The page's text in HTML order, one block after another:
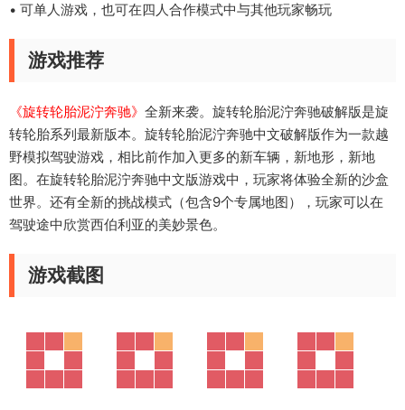
• 可单人游戏，也可在四人合作模式中与其他玩家畅玩
游戏推荐
《旋转轮胎泥泞奔驰》 全新来袭。旋转轮胎泥泞奔驰破解版是旋
转轮胎系列最新版本。旋转轮胎泥泞奔驰中文破解版作为一款越
野模拟驾驶游戏，相比前作加入更多的新车辆，新地形，新地
图。在旋转轮胎泥泞奔驰中文版游戏中，玩家将体验全新的沙盒
世界。还有全新的挑战模式（包含9个专属地图），玩家可以在
驾驶途中欣赏西伯利亚的美妙景色。
游戏截图